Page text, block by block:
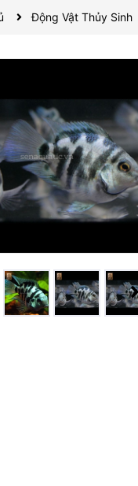
Động Vật Thủy Sinh